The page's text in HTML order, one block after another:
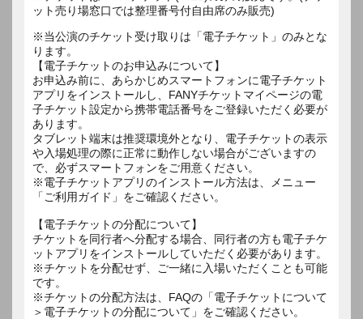
ット売り場窓口では整理番号付自由席のみ販売)
※当公演のチケット受け取りは「電子チケット」のみとな
ります。
【電子チケットのお申込みについて】
お申込み前に、あらかじめスマートフォンに電子チケット
アプリをインストールし、FANYチケットマイページの電
子チケット設定から携帯電話番号をご登録いただく必要が
あります。
タブレット端末は推奨環境外となり、電子チケットの表示
や入場処理の際に正常に動作しない場合がございますの
で、必ずスマートフォンをご用意ください。
※電子チケットアプリのインストール方法は、メニュー
「ご利用ガイド」をご確認ください。
【電子チケットの分配について】
チケットを同行者へ分配する場合、同行者の方も電子チケ
ットアプリをインストールしていただく必要があります。
※チケットを分配せず、ご一緒に入場いただくことも可能
です。
※チケットの分配方法は、FAQの「電子チケットについて
＞電子チケットの分配について」をご確認ください。